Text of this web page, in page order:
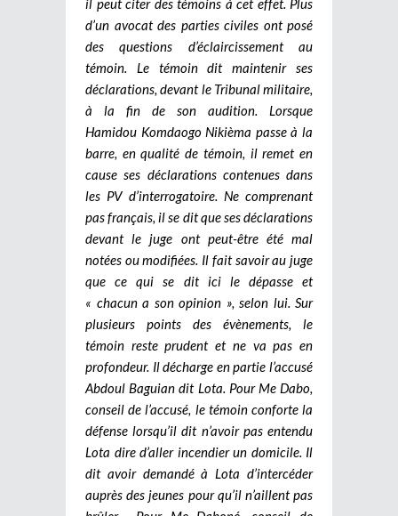
d’un avocat des parties civiles ont posé
des questions d’éclaircissement au
témoin. Le témoin dit maintenir ses
déclarations, devant le Tribunal militaire,
à la fin de son audition. Lorsque
Hamidou Komdaogo Nikièma passe à la
barre, en qualité de témoin, il remet en
cause ses déclarations contenues dans
les PV d’interrogatoire. Ne comprenant
pas français, il se dit que ses déclarations
devant le juge ont peut-être été mal
notées ou modifiées. Il fait savoir au juge
que ce qui se dit ici le dépasse et
« chacun a son opinion », selon lui. Sur
plusieurs points des évènements, le
témoin reste prudent et ne va pas en
profondeur. Il décharge en partie l’accusé
Abdoul Baguian dit Lota. Pour Me Dabo,
conseil de l’accusé, le témoin conforte la
défense lorsqu’il dit n’avoir pas entendu
Lota dire d’aller incendier un domicile. Il
dit avoir demandé à Lota d’intercéder
auprès des jeunes pour qu’il n’aillent pas